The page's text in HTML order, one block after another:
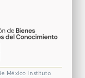
México
Instituto